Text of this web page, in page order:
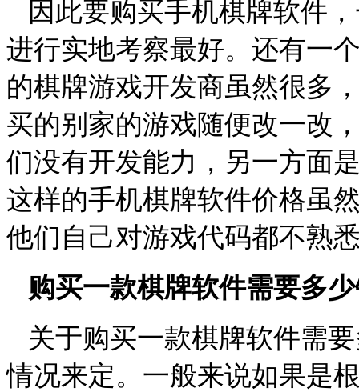
因此要购买手机棋牌软件
进行实地考察最好。还有一
的棋牌游戏开发商虽然很多
买的别家的游戏随便改一改
们没有开发能力，另一方面
这样的手机棋牌软件价格虽
他们自己对游戏代码都不熟
购买一款棋牌软件需要多
关于购买一款棋牌软件需
情况来定。一般来说如果是